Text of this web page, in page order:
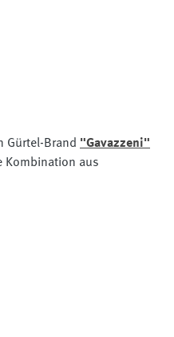
Gürtel-Brand "Gavazzeni"
Kombination aus